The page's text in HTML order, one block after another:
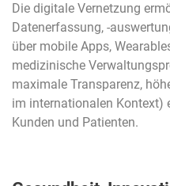
Die digitale Vernetzung
Datenerfassung, -
über mobile Apps,
medizinische
maximale Transparenz,
im internationalen Kontext)
Kunden und Patienten.